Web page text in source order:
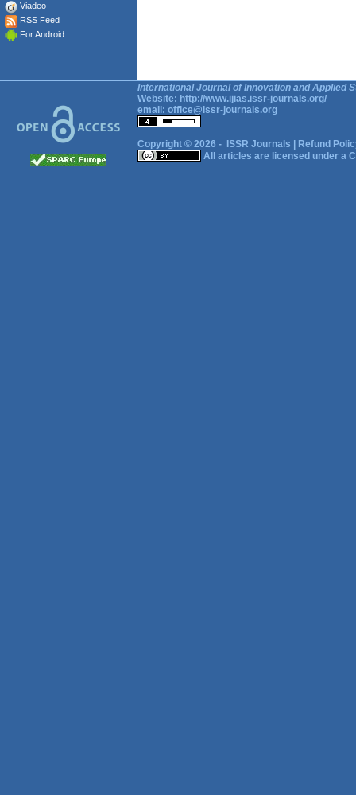
Viadeo
RSS Feed
For Android
International Journal of Innovation and Applied
Website: http://www.ijias.issr-journals.org/
email: office@issr-journals.org
Copyright © 2026 - ISSR Journals
Refund
All articles are licensed under a